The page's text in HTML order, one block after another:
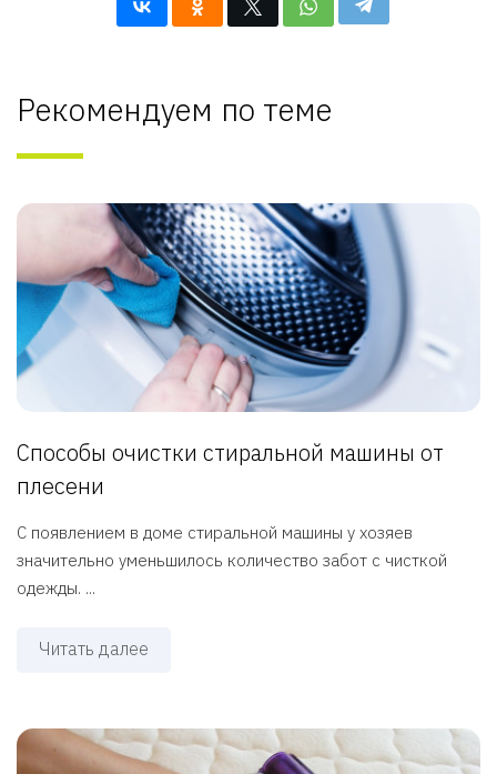
Рекомендуем по теме
Способы очистки стиральной машины от
плесени
С появлением в доме стиральной машины у хозяев
значительно уменьшилось количество забот с чисткой
одежды. ...
Читать далее